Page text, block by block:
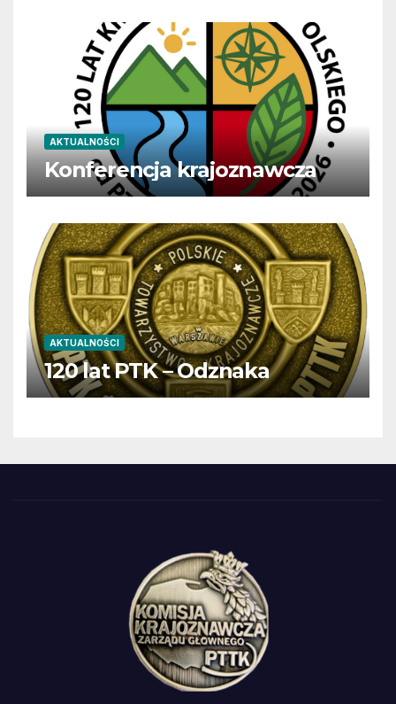
AKTUALNOŚCI
Konferencja krajoznawcza
AKTUALNOŚCI
120 lat PTK – Odznaka